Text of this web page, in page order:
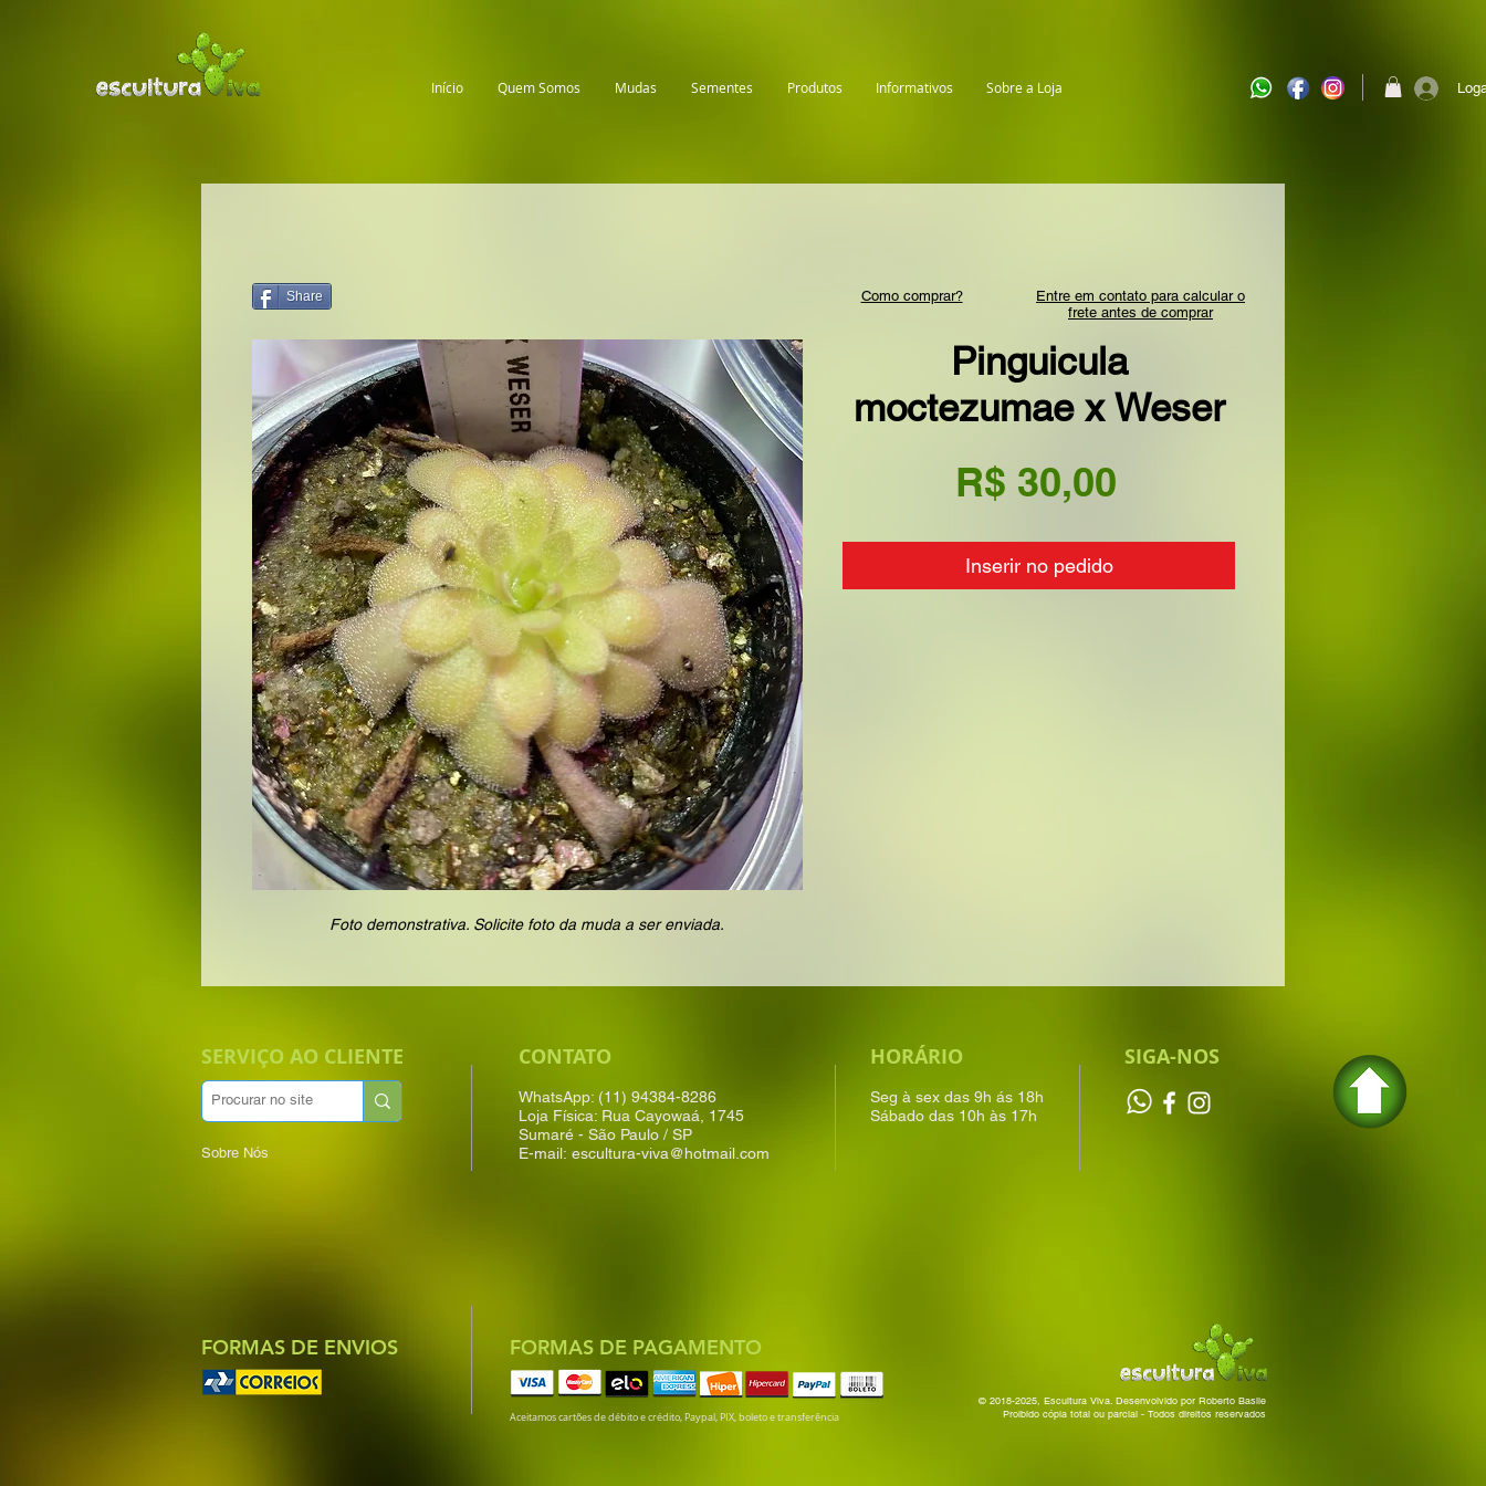
Início Quem Somos Mudas Sementes Produtos Informativos Sobre a Loja
Foto demonstrativa. Solicite foto da muda a ser enviada.
Pinguicula
moctezumae x Weser
R$ 30,00
Inserir no pedido
Como comprar?
Share
Entre em contato para calcular o
frete antes de comprar
SERVIÇO AO CLIENTE
Sobre Nós
CONTATO
WhatsApp: (11) 94384-8286
Loja Física: Rua Cayowaá, 1745
Sumaré - São Paulo / SP
E-mail: escultura-viva@hotmail.com
HORÁRIO
Seg à sex das 9h ás 18h
Sábado das 10h às 17h
SIGA-NOS
FORMAS DE ENVIOS FORMAS DE PAGAMENTO
Aceitamos cartões de débito e crédito, Paypal, PIX, boleto e transferência
© 2018-2025, Escultura Viva. Desenvolvido por Roberto Basile
Proibido cópia total ou parcial - Todos direitos reservados